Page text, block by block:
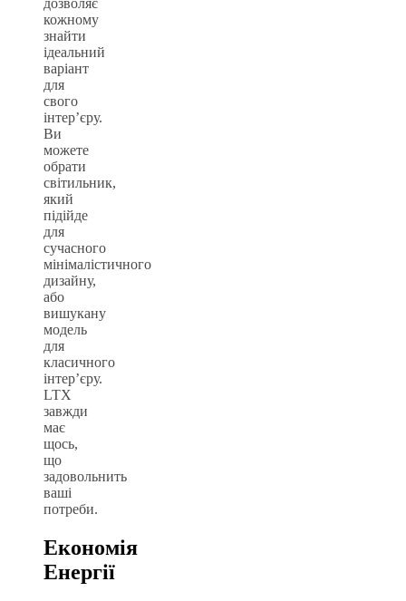
дозволяє
кожному
знайти
ідеальний
варіант
для
свого
інтер’єру.
Ви
можете
обрати
світильник,
який
підійде
для
сучасного
мінімалістичного
дизайну,
або
вишукану
модель
для
класичного
інтер’єру.
LTX
завжди
має
щось,
що
задовольнить
ваші
потреби.
Економія
Енергії